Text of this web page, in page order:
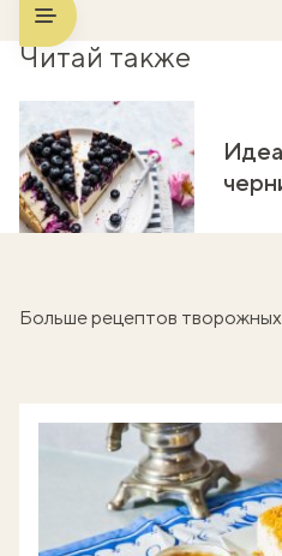
Читай также
Больше рецептов